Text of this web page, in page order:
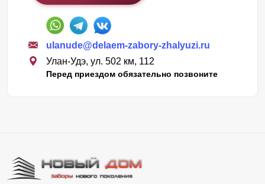
ulanude@delaem-zabory-zhalyuzi.ru
Улан-Удэ, ул. 502 км, 112
Перед приездом обязательно позвоните